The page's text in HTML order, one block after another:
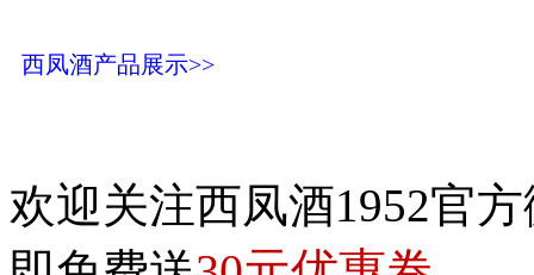
西凤酒产品展示>>
欢迎关注西凤酒1952官